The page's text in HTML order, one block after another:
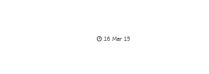
16 Mar 15